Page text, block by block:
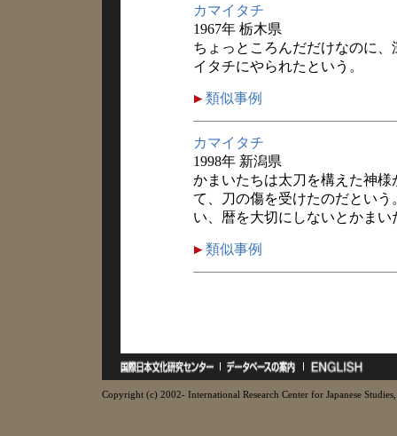
カマイタチ
1967年 栃木県
ちょっところんだだけなのに
イタチにやられたという。
類似事例
カマイタチ
1998年 新潟県
かまいたちは太刀を構えた神
て、刀の傷を受けたのだとい
い、暦を大切にしないとかま
類似事例
Copyright (c) 2002- International Research Center for Japanese